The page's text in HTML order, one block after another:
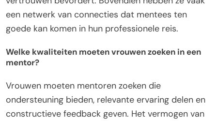
een netwerk van connecties dat mentees ten
goede kan komen in hun professionele reis.
Welke kwaliteiten moeten vrouwen zoeken in een
mentor?
Vrouwen moeten mentoren zoeken die
ondersteuning bieden, relevante ervaring delen en
constructieve feedback geven. Het vermogen van